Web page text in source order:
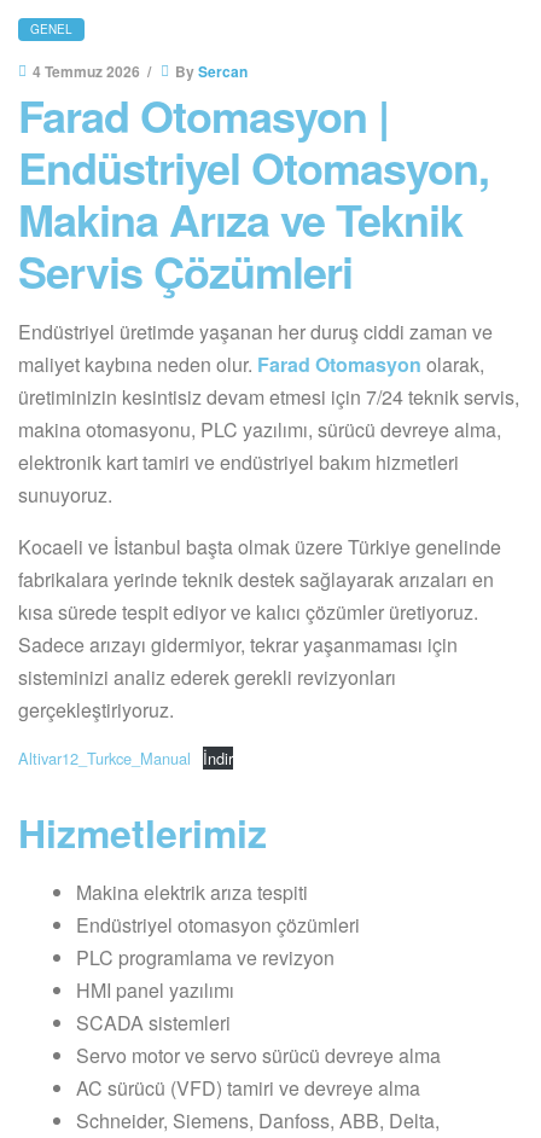
CATEGORIES
GENEL
4 Temmuz 2026 BySercan
Farad Otomasyon |
Endüstriyel Otomasyon,
Makina Arıza ve Teknik
Servis Çözümleri
Endüstriyel üretimde yaşanan her duruş ciddi zaman ve
maliyet kaybına neden olur. Farad Otomasyon olarak,
üretiminizin kesintisiz devam etmesi için 7/24 teknik servis,
makina otomasyonu, PLC yazılımı, sürücü devreye alma,
elektronik kart tamiri ve endüstriyel bakım hizmetleri
sunuyoruz.
Kocaeli ve İstanbul başta olmak üzere Türkiye genelinde
fabrikalara yerinde teknik destek sağlayarak arızaları en
kısa sürede tespit ediyor ve kalıcı çözümler üretiyoruz.
Sadece arızayı gidermiyor, tekrar yaşanmaması için
sisteminizi analiz ederek gerekli revizyonları
gerçekleştiriyoruz.
Altivar12_Turkce_Manual İndir
Hizmetlerimiz
Makina elektrik arıza tespiti
Endüstriyel otomasyon çözümleri
PLC programlama ve revizyon
HMI panel yazılımı
SCADA sistemleri
Servo motor ve servo sürücü devreye alma
AC sürücü (VFD) tamiri ve devreye alma
Schneider, Siemens, Danfoss, ABB, Delta,